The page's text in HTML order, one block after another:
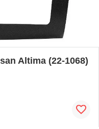
Altima (22-1068)